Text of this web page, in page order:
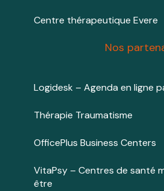
Centre thérapeutique Evere
Nos
Logidesk – Agenda en ligne
Thérapie Traumatisme
OfficePlus Business Centers
VitaPsy – Centres de santé
être